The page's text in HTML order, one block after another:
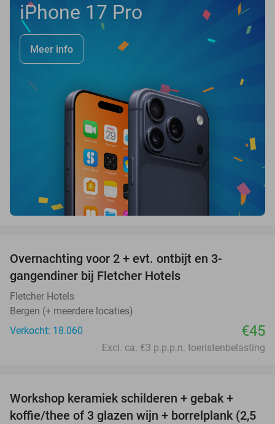
iPhone 17 Pro
Meer info
Overnachting voor 2 + evt. ontbijt en 3-
gangendiner bij Fletcher Hotels
Fletcher Hotels
Bergen (+ meerdere locaties)
Verkocht: 18.060
€45
Excl. ca. €3 p.p.p.n. toeristenbelasting
Workshop keramiek schilderen + gebak +
koffie/thee of 3 glazen wijn + borrelplank (2,5